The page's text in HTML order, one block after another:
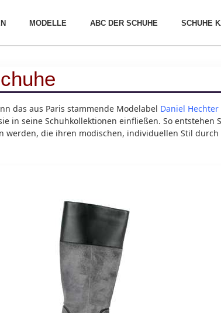
MODELLE ABC DER SCHUHE SCHUHE
das aus Paris stammende Modelabel Daniel Hechter
in seine Schuhkollektionen einfließen. So entstehen
werden, die ihren modischen, individuellen Stil durch